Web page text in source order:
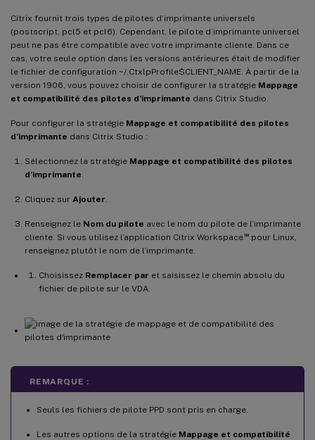
Citrix fournit trois types de pilotes d’imprimante universels
(postscript, pcl5 et pcl6). Cependant, le pilote d’imprimante universel
peut ne pas être compatible avec votre imprimante cliente. Dans ce
cas, votre seule option dans les versions antérieures était de modifier
le fichier de configuration ~/.CtxlpProfile$CLIENT_NAME. À partir de la
version 1906, vous pouvez choisir de configurer la stratégie Mappage
et compatibilité des pilotes d’imprimante dans Citrix Studio.
Pour configurer la stratégie Mappage et compatibilité des pilotes
d’imprimante dans Citrix Studio :
Sélectionnez la stratégie Mappage et compatibilité des pilotes
d’imprimante
Cliquez sur Ajouter
Renseignez le Nom du pilote avec le nom du pilote de l’imprimante
cliente. Si vous utilisez l’application Citrix Workspace™pour Linux,
renseignez plutôt le nom de l’imprimante.
Choisissez Remplacer par et saisissez le chemin absolu du
fichier de pilote sur le VDA.
REMARQUE :
Seuls les fichiers de pilote PPD sont pris en charge.
Les autres options de la stratégie Mappage et compatibilité